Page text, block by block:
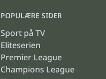
POPULÆRE SIDER
Sport på TV
Eliteserien
Premier League
Champions League